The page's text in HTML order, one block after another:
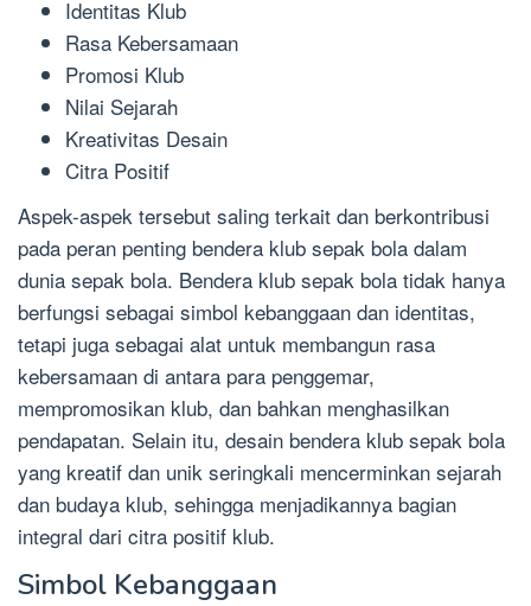
Identitas Klub
Rasa Kebersamaan
Promosi Klub
Nilai Sejarah
Kreativitas Desain
Citra Positif
Aspek-aspek tersebut saling terkait dan berkontribusi
pada peran penting bendera klub sepak bola dalam
dunia sepak bola. Bendera klub sepak bola tidak hanya
berfungsi sebagai simbol kebanggaan dan identitas,
tetapi juga sebagai alat untuk membangun rasa
kebersamaan di antara para penggemar,
mempromosikan klub, dan bahkan menghasilkan
pendapatan. Selain itu, desain bendera klub sepak bola
yang kreatif dan unik seringkali mencerminkan sejarah
dan budaya klub, sehingga menjadikannya bagian
integral dari citra positif klub.
Simbol Kebanggaan